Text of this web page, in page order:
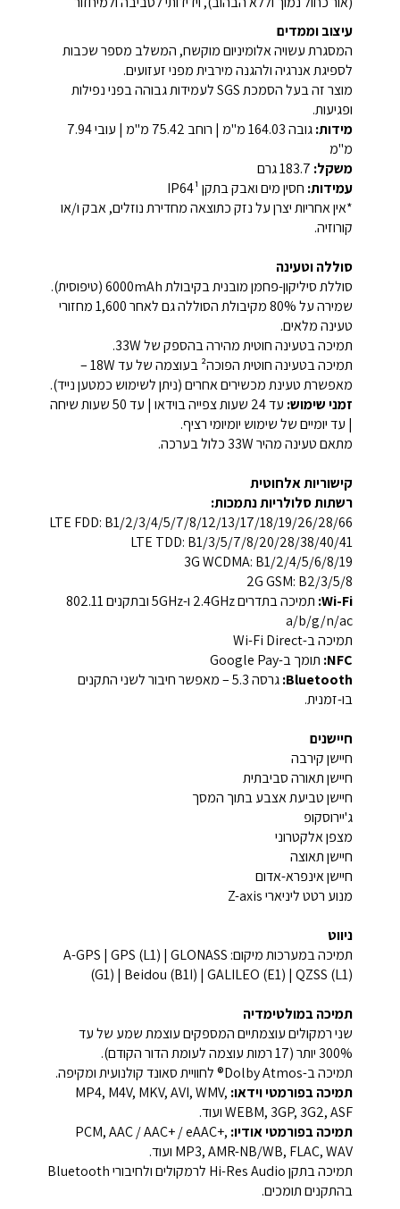
עיצוב וממדים
המסגרת עשויה אלומיניום מוקשח, המשלב מספר שכבות
לספיגת אנרגיה ולהגנה מירבית מפני זעזועים.
מוצר זה בעל הסמכת SGS לעמידות גבוהה בפני נפילות
ופגיעות.
מידות:
גובה 164.03 מ"מ | רוחב 75.42 מ"מ | עובי 7.94
מ"מ
משקל:
עמידות: חסין מים ואבק בתקן IP64¹
*אין אחריות יצרן על נזק כתוצאה מחדירת נוזלים, אבק ו/או
קורוזיה.
סוללה וטעינה
סוללת סיליקון-פחמן מובנית בקיבולת 6000mAh (טיפוסית).
שמירה על 80% מקיבולת הסוללה גם לאחר 1,600 מחזורי
טעינה מלאים.
תמיכה בטעינה חוטית מהירה בהספק של 33W.
תמיכה בטעינה חוטית הפוכה² בעוצמה של עד 18W –
מאפשרת טעינת מכשירים אחרים (ניתן לשימוש כמטען נייד).
זמני שימוש:
עד 24 שעות צפייה בוידאו | עד 50 שעות שיחה
| עד יומיים של שימוש יומיומי רציף.
מתאם טעינה מהיר 33W כלול בערכה.
קישוריות אלחוטית
רשתות סלולריות נתמכות:
LTE FDD: B1/2/3/4/5/7/8/12/13/17/18/19/26/28/66
LTE TDD: B1/3/5/7/8/20/28/38/40/41
3G WCDMA: B1/2/4/5/6/8/19
2G GSM: B2/3/5/8
Wi-Fi:
תמיכה בתדרים 2.4GHz ו-5GHz ובתקנים 802.11
a/b/g/n/ac
תמיכה ב-Wi-Fi Direct
NFC: תומך ב-Google Pay
Bluetooth:
גרסה 5.3 – מאפשר חיבור לשני התקנים
בו-זמנית.
חיישנים
חיישן קירבה
חיישן תאורה סביבתית
חיישן טביעת אצבע בתוך המסך
ג'יירוסקופ
מצפן אלקטרוני
חיישן תאוצה
חיישן אינפרא-אדום
מנוע רטט ליניארי Z-axis
ניווט
תמיכה במערכות מיקום: A-GPS | GPS (L1) | GLONASS
(G1) | Beidou (B1I) | GALILEO (E1) | QZSS (L1)
תמיכה במולטימדיה
שני רמקולים עוצמתיים המספקים עוצמת שמע של עד
300% יותר (17 רמות עוצמה לעומת הדור הקודם).
תמיכה ב-Dolby Atmos® לחוויית סאונד קולנועית ומקיפה.
תמיכה בפורמטי וידאו: MP4, M4V, MKV, AVI, WMV,
WEBM, 3GP, 3G2, ASF ועוד.
תמיכה בפורמטי אודיו: PCM, AAC / AAC+ / eAAC+,
MP3, AMR-NB/WB, FLAC, WAV ועוד.
תמיכה בתקן Hi-Res Audio לרמקולים ולחיבורי Bluetooth
בהתקנים תומכים.